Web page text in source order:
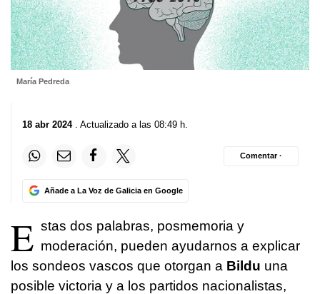
María Pedreda
18 abr 2024. Actualizado a las 08:49 h.
Añade a La Voz de Galicia en Google
Comentar ·
E stas dos palabras, posmemoria y
moderación, pueden ayudarnos a explicar
los sondeos vascos que otorgan a Bildu una
posible victoria y a los partidos nacionalistas,